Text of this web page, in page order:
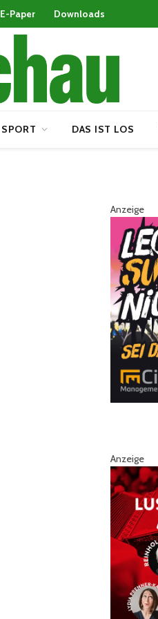
E-Paper Downloads
SPORT DAS IST LOS
Anzeige
Anzeige